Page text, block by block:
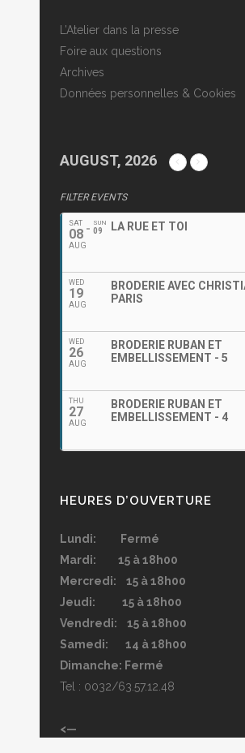
L’Atelier dans la presse
Foire aux questions
Archives
Données personnelles & Cookies
AUGUST, 2026
FILTER EVENTS
SAT
08
AUG
SUN
09 LA RUE ET TOI
WED
19
AUG
BRODERIE AVEC
PARIS
WED
26
AUG
BRODERIE RUBAN ET
EMBELLISSEMENT - 5
THU
27
AUG
BRODERIE RUBAN ET
EMBELLISSEMENT - 4
HEURES D’OUVERTURE
Lundi: Fermé
Mardi: 15 à 18h00
Mercredi: 15 à 18h00
Jeudi: 15 à 18h00
Vendredi: 15 à 18h00
Samedi: 14 à 18h00
Dimanche: Fermé
Tel : 0032/63.57.12.48
<—